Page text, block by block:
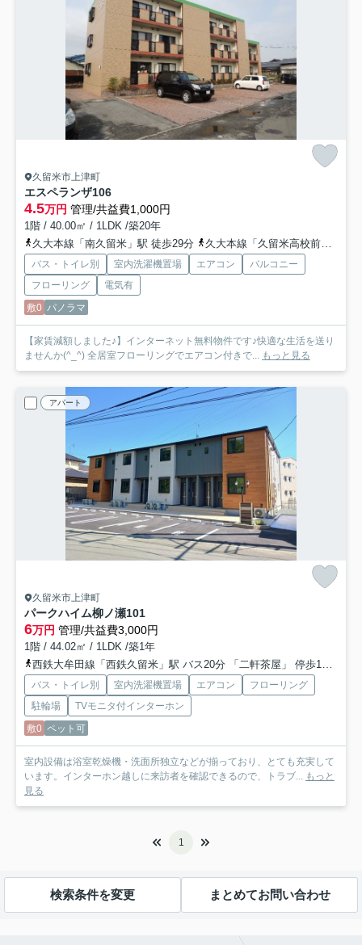
久留米市上津町
エスペランザ106
4.5万円 管理/共益費1,000円
1階 / 40.00㎡ / 1LDK /築20年
久大本線「南久留米」駅 徒歩29分
久大本線「久留米高校前」駅 徒歩31分
バス・トイレ別 室内洗濯機置場 エアコン
バルコニー
フローリング
電気有
敷0 パノラマ
【家賃減額しました♪】インターネット無料物件です♪快適な生活を送り
ませんか(^_^) 全居室フローリングでエアコン付きで...
もっと見る
アパート
久留米市上津町
パークハイム柳ノ瀬101
6万円 管理/共益費3,000円
1階 / 44.02㎡ / 1LDK /築1年
西鉄大牟田線「西鉄久留米」駅 バス20分 「二軒茶屋」 停歩13分
バス・トイレ別 室内洗濯機置場 エアコン
フローリング
駐輪場
TVモニタ付インターホン
敷0 ペット可
室内設備は浴室乾燥機・洗面所独立などが揃っており、とても充実して
います。インターホン越しに来訪者を確認できるので、トラブ...
もっと
見る
1
検索条件を変更 まとめてお問い合わせ